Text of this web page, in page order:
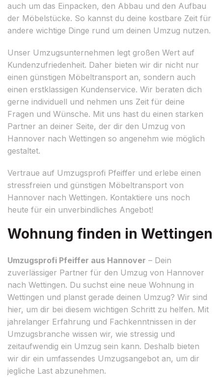
auch um das Einpacken, den Abbau und den Aufbau
der Möbelstücke. So kannst du deine kostbare Zeit für
andere wichtige Dinge rund um deinen Umzug nutzen.
Unser Umzugsunternehmen legt großen Wert auf
Kundenzufriedenheit. Daher bieten wir dir nicht nur
einen günstigen Möbeltransport an, sondern auch
einen erstklassigen Kundenservice. Wir beraten dich
gerne individuell und nehmen uns Zeit für deine
Fragen und Wünsche. Mit uns hast du einen starken
Partner an deiner Seite, der dir den Umzug von
Hannover nach Wettingen so angenehm wie möglich
gestaltet.
Vertraue auf Umzugsprofi Pfeiffer und erlebe einen
stressfreien und günstigen Möbeltransport von
Hannover nach Wettingen. Kontaktiere uns noch
heute für ein unverbindliches Angebot!
Wohnung finden in Wettingen
Umzugsprofi Pfeiffer aus Hannover – Dein
zuverlässiger Partner für den Umzug von Hannover
nach Wettingen. Du suchst eine neue Wohnung in
Wettingen und planst gerade deinen Umzug? Wir sind
hier, um dir bei diesem wichtigen Schritt zu helfen. Mit
jahrelanger Erfahrung und Fachkenntnissen in der
Umzugsbranche wissen wir, wie stressig und
zeitaufwendig ein Umzug sein kann. Deshalb bieten
wir dir ein umfassendes Umzugsangebot an, um dir
jegliche Last abzunehmen.